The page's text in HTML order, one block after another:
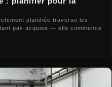
planifiée traverse les
pas acquise — elle commence